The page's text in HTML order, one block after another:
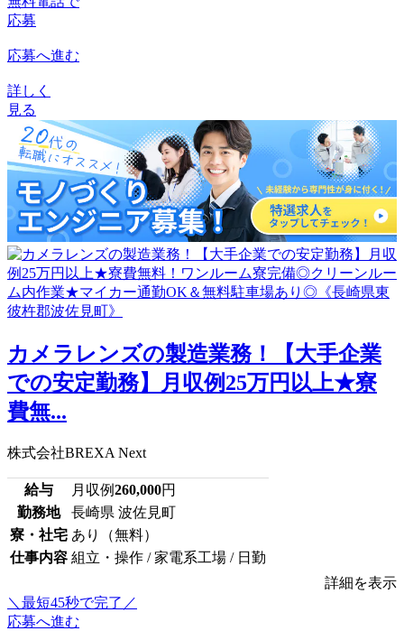
応募
応募へ進む
詳しく
見る
カメラレンズの製造業務！【大手企業
での安定勤務】月収例25万円以上★寮
費無...
株式会社BREXA Next
給与 月収例260,000円
勤務地
長崎県 波佐見町
寮・社宅 あり（無料）
仕事内容 組立・操作 / 家電系工場 / 日勤
詳細を表示
＼最短45秒で完了／
応募へ進む